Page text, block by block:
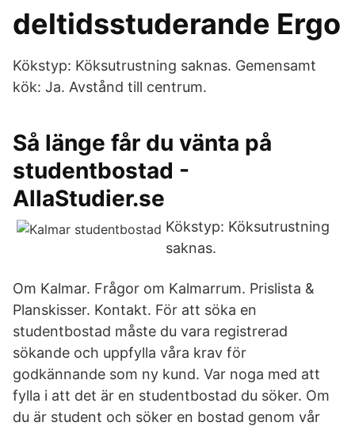
deltidsstuderande Ergo
Kökstyp: Köksutrustning saknas. Gemensamt
kök: Ja. Avstånd till centrum.
Så länge får du vänta på
studentbostad -
AllaStudier.se
Kökstyp: Köksutrustning
saknas.
Om Kalmar. Frågor om Kalmarrum. Prislista &
Planskisser. Kontakt. För att söka en
studentbostad måste du vara registrerad
sökande och uppfylla våra krav för
godkännande som ny kund. Var noga med att
fylla i att det är en studentbostad du söker. Om
du är student och söker en bostad genom vår